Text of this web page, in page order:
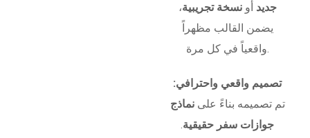
جديد أونسخة تجريبية،
يضمن القالب مظهراً
واقعياً في كل مرة.
تصميم واقعي واحترافي:
تم تصميمه بناءً علىنماذج
جوازات سفر حقيقية.